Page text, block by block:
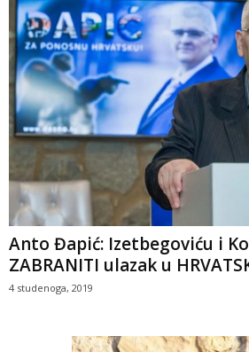
Anto Đapić: Izetbegoviću i
ZABRANITI ulazak u
4 studenoga, 2019